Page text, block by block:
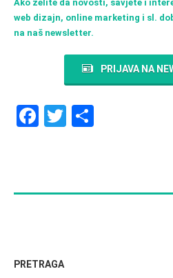
Ako želite da novosti, savjete i
web dizajn, online marketing i sl.
na naš newsletter.
PRIJAVA NA
F
T
PRETRAGA